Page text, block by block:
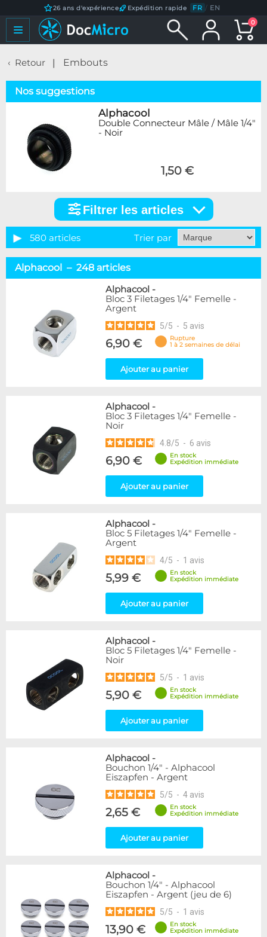
26 ans d'expérience Expédition rapide FR / EN
0
Retour Embouts
Nos suggestions
Alphacool
Double Connecteur Mâle / Mâle 1/4"
- Noir
1,50 €
articles
Catégorie
Embouts tuyaux souples
Embouts tubes rigides
110
18
Adaptateurs
338
Marque
Alphacool
52
55
10
142
KooLance
Monsoon
9
Nanoxia
PrimoChill
9
31
216
Blanc
36
Plexi
2
Couleur
2
1
Vert
5
Forme
5
Coudé 60° 1
24
61
44
Filetage
1/4"
153
1/8"
1
Filtrer les articles
580 articles Trier par
Alphacool – 248 articles
Alphacool -
Bloc 3 Filetages 1/4" Femelle -
Argent
5/5 - 5 avis
6,90 €
Rupture
1 à 2 semaines de délai
Ajouter au panier
Alphacool -
Bloc 3 Filetages 1/4" Femelle -
Noir
4.8/5 - 6 avis
6,90 €
En stock
Expédition immédiate
Ajouter au panier
Alphacool -
Bloc 5 Filetages 1/4" Femelle -
Argent
4/5 - 1 avis
5,99 €
En stock
Expédition immédiate
Ajouter au panier
Alphacool -
Bloc 5 Filetages 1/4" Femelle -
Noir
5/5 - 1 avis
5,90 €
En stock
Expédition immédiate
Ajouter au panier
Alphacool -
Bouchon 1/4" - Alphacool
Eiszapfen - Argent
5/5 - 4 avis
2,65 €
En stock
Expédition immédiate
Ajouter au panier
Alphacool -
Bouchon 1/4" - Alphacool
Eiszapfen - Argent (jeu de 6)
5/5 - 1 avis
13,90 €
En stock
Expédition immédiate